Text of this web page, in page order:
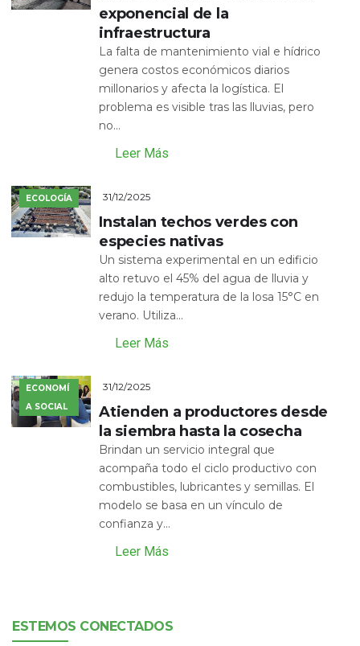
exponencial de la
infraestructura
La falta de mantenimiento vial e hídrico
genera costos económicos diarios
millonarios y afecta la logística. El
problema es visible tras las lluvias, pero
no...
Leer Más
ECOLOGÍA 31/12/2025
Instalan techos verdes con
especies nativas
Un sistema experimental en un edificio
alto retuvo el 45% del agua de lluvia y
redujo la temperatura de la losa 15°C en
verano. Utiliza...
Leer Más
ECONOMÍ
A SOCIAL
31/12/2025
Atienden a productores desde
la siembra hasta la cosecha
Brindan un servicio integral que
acompaña todo el ciclo productivo con
combustibles, lubricantes y semillas. El
modelo se basa en un vínculo de
confianza y...
Leer Más
ESTEMOS CONECTADOS